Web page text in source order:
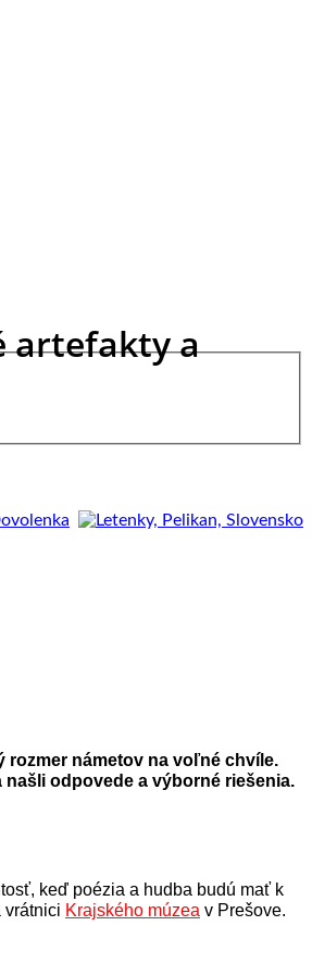
artefakty a
rozmer námetov na voľné chvíle.
odpovede a výborné riešenia.
keď poézia a hudba budú mať k
vrátnici Krajského múzea v Prešove.